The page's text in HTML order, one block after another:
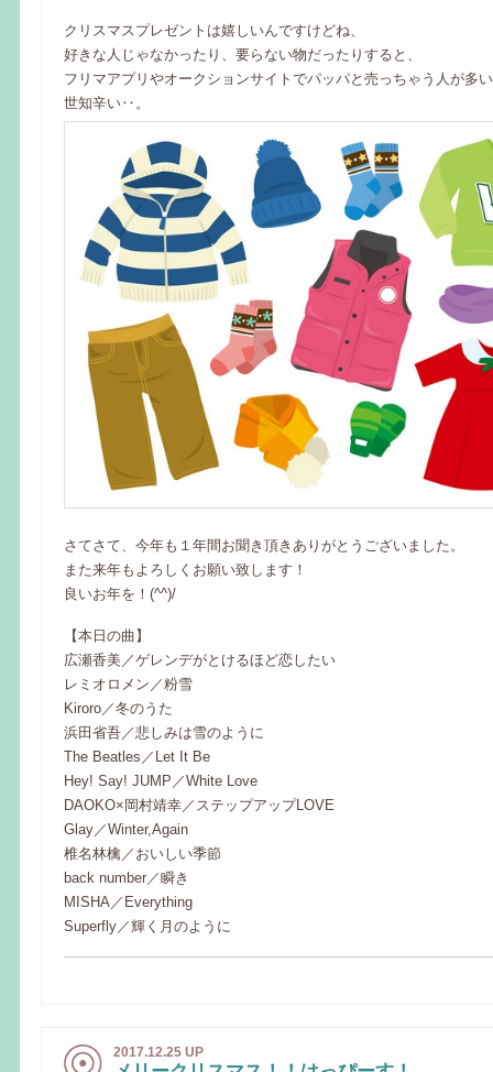
クリスマスプレゼントは嬉しいんですけどね、
好きな人じゃなかったり、要らない物だったりすると、
フリマアプリやオークションサイトでパッパと売っちゃう人が多
世知辛い‥。
さてさて、今年も１年間お聞き頂きありがとうございました。
また来年もよろしくお願い致します！
良いお年を！(^^)/
【本日の曲】
広瀬香美／ゲレンデがとけるほど恋したい
レミオロメン／粉雪
Kiroro／冬のうた
浜田省吾／悲しみは雪のように
The Beatles／Let It Be
Hey! Say! JUMP／White Love
DAOKO×岡村靖幸／ステップアップLOVE
Glay／Winter,Again
椎名林檎／おいしい季節
back number／瞬き
MISHA／Everything
Superfly／輝く月のように
2017.12.25 UP